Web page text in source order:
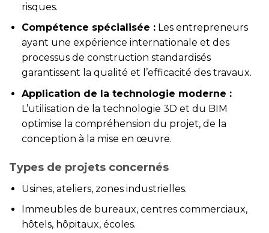
risques.
Compétence spécialisée :Les entrepreneurs
ayant une expérience internationale et des
processus de construction standardisés
garantissent la qualité et l’efficacité des travaux.
Application de la technologie moderne :
L’utilisation de la technologie 3D et du BIM
optimise la compréhension du projet, de la
conception à la mise en œuvre.
Types de projets concernés
Usines, ateliers, zones industrielles.
Immeubles de bureaux, centres commerciaux,
hôtels, hôpitaux, écoles.